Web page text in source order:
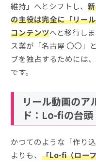
維持」へとシフトし、
の主役は完全に「リー
コンテンツへと移行し
ス業が「名古屋 〇〇」
ブを独占するためには
です。
リール動画のア
ド：Lo-fiの台頭
かつてのような「作り
よりも、「Lo-fi（ロー